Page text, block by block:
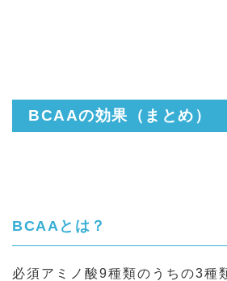
BCAAの効果（まとめ）
BCAAとは？
必須アミノ酸9種類のうちの3種